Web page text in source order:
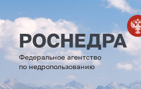
Федеральное агентство
по недропользованию